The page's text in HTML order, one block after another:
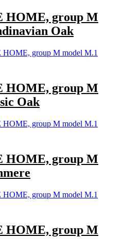
HOME, group M
Oak
HOME, group M
Oak
HOME, group M
HOME, group M